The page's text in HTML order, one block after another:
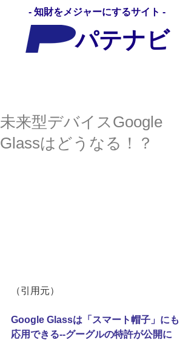
- 知財をメジャーにするサイト -
パテナビ
未来型デバイスGoogle
Glassはどうなる！？
（引用元）
Google Glassは「スマート帽子」にも
応用できる--グーグルの特許が公開に